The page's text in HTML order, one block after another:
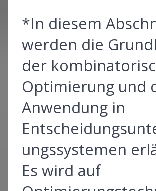
*In diesem
werden die
der
Optimierung und
Anwendung in
ungssystemen
Es wird auf